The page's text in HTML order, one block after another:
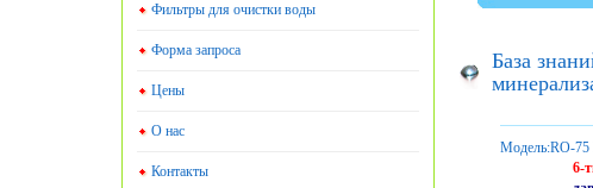
Фильтры для очистки воды
Форма запроса
Цены
О нас
Контакты
База
Модель:RO-75
6-